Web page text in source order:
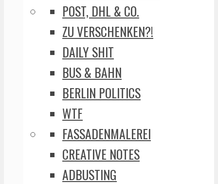
POST, DHL & CO.
ZU VERSCHENKEN?!
DAILY SHIT
BUS & BAHN
BERLIN POLITICS
WTF
FASSADENMALEREI
CREATIVE NOTES
ADBUSTING